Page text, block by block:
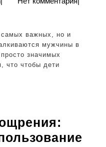
наказаниям
детеймужчины в
значимых
что чтобы дети